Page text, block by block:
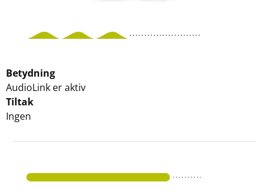
Betydning
AudioLink er aktiv
Tiltak
Ingen